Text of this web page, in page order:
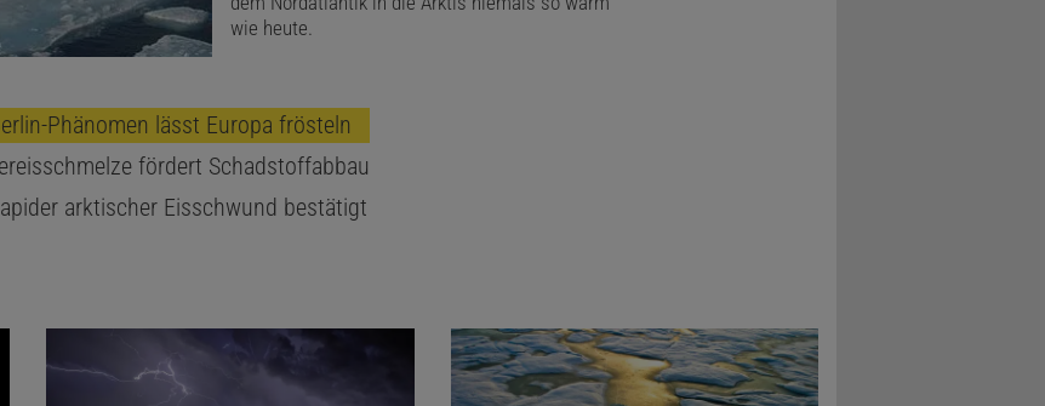
wie heute.
Phänomen lässt Europa frösteln
fördert Schadstoffabbau
arktischer Eisschwund bestätigt